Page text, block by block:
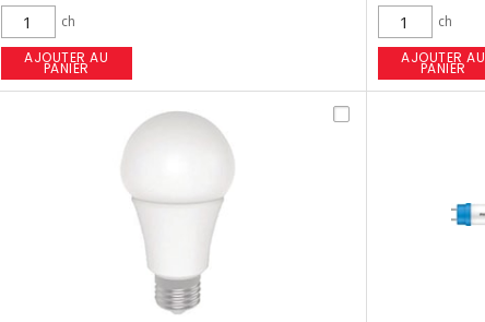
ch
AJOUTER AU
PANIER
ch
AJOUTER AU
PANIER